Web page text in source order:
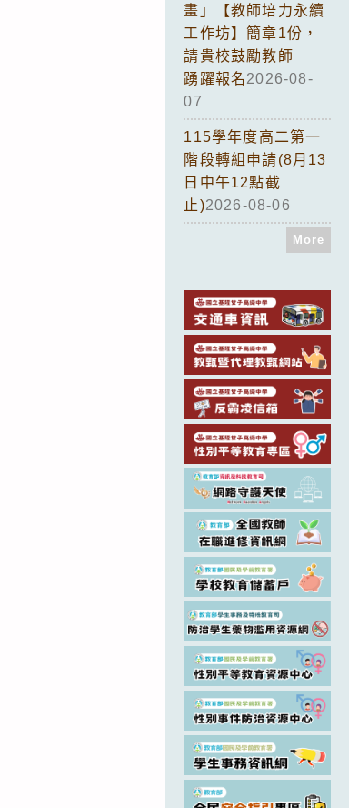
畫」【教師培力永續
工作坊】簡章1份，
請貴校鼓勵教師
踴躍報名2026-08-
07
115學年度高二第一
階段轉組申請(8月13
日中午12點截
止)2026-08-06
More